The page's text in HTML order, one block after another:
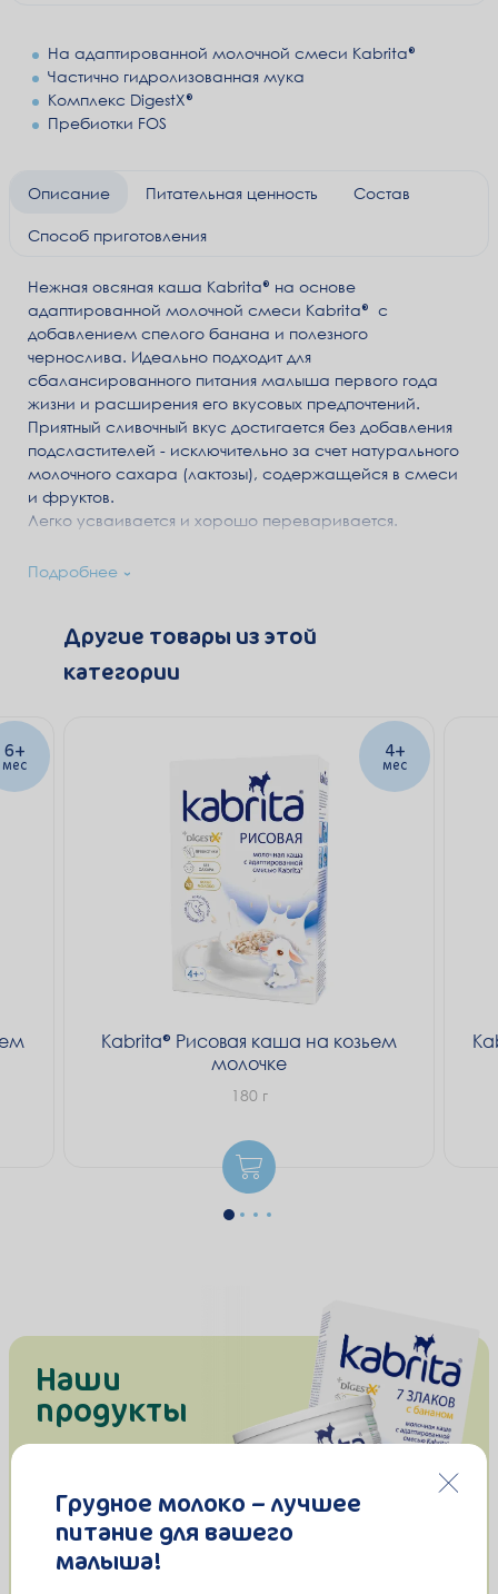
На адаптированной молочной смеси Kabrita
Частично гидролизованная мука
Комплекс DigestX®
Пребиотки FOS
Описание Питательная ценность Состав
Способ приготовления
Нежная овсяная каша Kabrita® на основе
адаптированной молочной смеси Kabrita® с
добавлением спелого банана и полезного
чернослива. Идеально подходит для
сбалансированного питания малыша первого года
жизни и расширения его вкусовых предпочтений.
Приятный сливочный вкус достигается без добавления
подсластителей - исключительно за счет натурального
молочного сахара (лактозы), содержащейся в смеси
и фруктов.
Легко усваивается и хорошо переваривается.
натуральном козьем молоке
Технология «бережного расщепления зерна»
пищеварение, позволяет сохранить естественную
Kabrita® имеют воздушную, нежную структуру и
идеально разводятся в воде.
DigestX®
комплекс жиров с бета-пальмитатом,
подобный жировому профилю грудного молока,
способствует снижению вероятности запоров,
лучшему энергообмену и усвоению кальция.
способствуют улучшению пищеварения и
укреплению иммунитета.
Подробнее
Другие товары из этой
категории
6+
мес
4+
мес
Kabrita
Рисовая каша на козьем
молочке
180 г
Наши
продукты
Грудное молоко – лучшее
питание для вашего
малыша!